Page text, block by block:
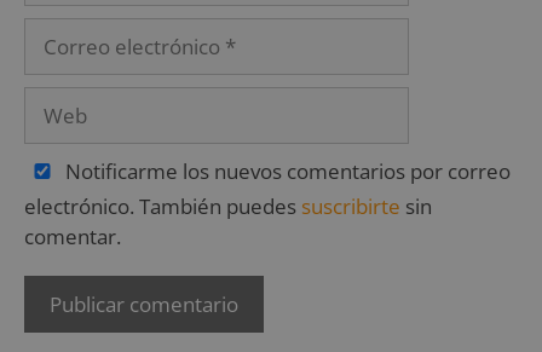
Notificarme los nuevos comentarios por correo
electrónico. También puedes suscribirte sin
comentar.